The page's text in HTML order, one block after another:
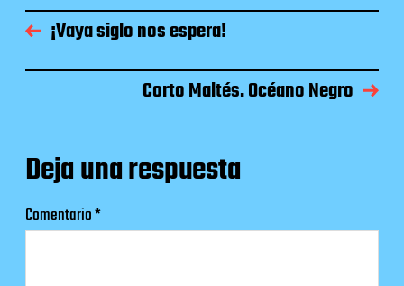
¡Vaya siglo nos espera!
Corto Maltés. Océano Negro
Deja una respuesta
Comentario*